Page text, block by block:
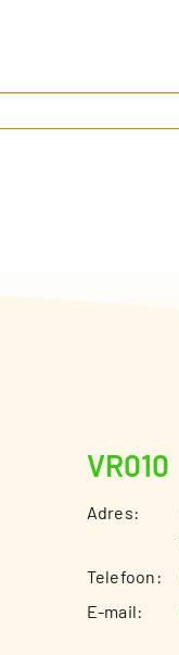
VR010
Adres:
Telefoon:
E-mail: